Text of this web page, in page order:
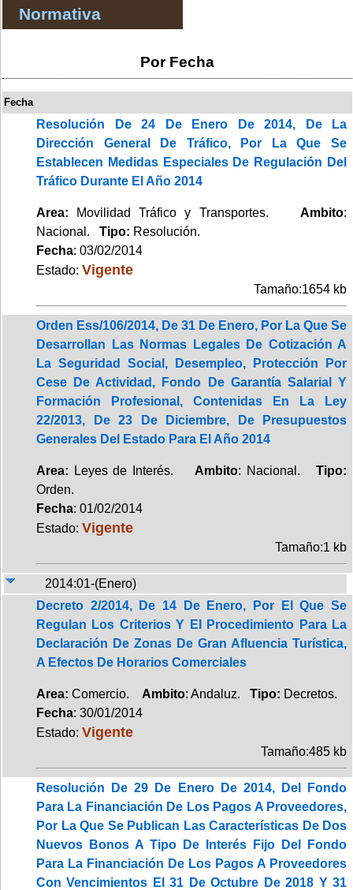
Normativa
Por Fecha
Fecha
Resolución De 24 De Enero De 2014, De La
Dirección General De Tráfico, Por La Que Se
Establecen Medidas Especiales De Regulación Del
Tráfico Durante El Año 2014
Area: Movilidad Tráfico y Transportes. Ambito:
Nacional. Tipo: Resolución.
Fecha: 03/02/2014
Estado: Vigente
Tamaño:1654 kb
Orden Ess/106/2014, De 31 De Enero, Por La Que Se
Desarrollan Las Normas Legales De Cotización A
La Seguridad Social, Desempleo, Protección Por
Cese De Actividad, Fondo De Garantía Salarial Y
Formación Profesional, Contenidas En La Ley
22/2013, De 23 De Diciembre, De Presupuestos
Generales Del Estado Para El Año 2014
Area: Leyes de Interés. Ambito: Nacional.Tipo:
Orden.
Fecha: 01/02/2014
Estado: Vigente
Tamaño:1 kb
2014:01-(Enero)
Decreto 2/2014, De 14 De Enero, Por El Que Se
Regulan Los Criterios Y El Procedimiento Para La
Declaración De Zonas De Gran Afluencia Turística,
A Efectos De Horarios Comerciales
Area: Comercio. Ambito: Andaluz. Tipo: Decretos.
Fecha: 30/01/2014
Estado: Vigente
Tamaño:485 kb
Resolución De 29 De Enero De 2014, Del Fondo
Para La Financiación De Los Pagos A Proveedores,
Por La Que Se Publican Las Características De Dos
Nuevos Bonos A Tipo De Interés Fijo Del Fondo
Para La Financiación De Los Pagos A Proveedores
Con Vencimientos El 31 De Octubre De 2018 Y 31